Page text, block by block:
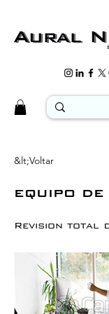
&lt;Voltar
equipo de
Revision total